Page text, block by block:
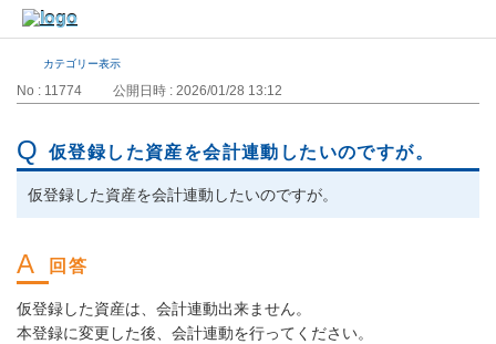
カテゴリー表示
No : 11774 公開日時 : 2026/01/28 13:12
仮登録した資産を会計連動したいのですが。
仮登録した資産を会計連動したいのですが。
仮登録した資産は、会計連動出来ません。
本登録に変更した後、会計連動を行ってください。